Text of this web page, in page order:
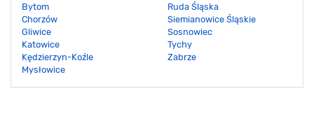
Bytom
Chorzów
Gliwice
Katowice
Kędzierzyn-Koźle
Mysłowice
Ruda Śląska
Siemianowice Śląskie
Sosnowiec
Tychy
Zabrze